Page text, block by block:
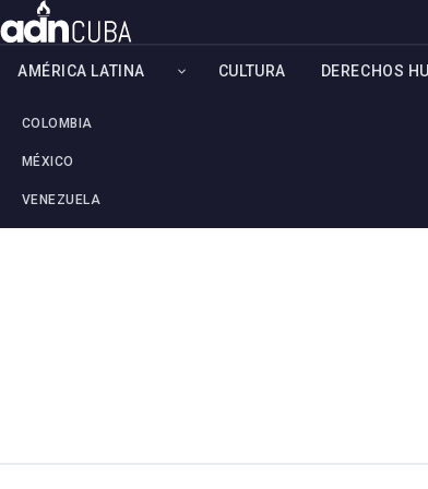
AMÉRICA LATINA
COLOMBIA
MÉXICO
VENEZUELA
CULTURA DERECHOS